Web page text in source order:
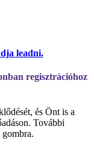
leadni.
regisztrációhoz
és Önt is a
További
gombra.